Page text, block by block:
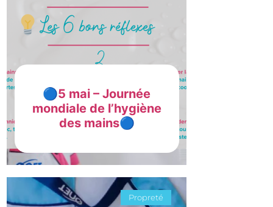
🔵5 mai – Journée
mondiale de l’hygiène
des mains🔵
Propreté